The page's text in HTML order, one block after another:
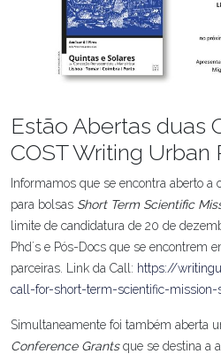
Estão Abertas duas
COST Writing Urban
Informamos que se encontra aberto a
para bolsas Short Term Scientific
limite de candidatura de 20 de
Phd´s e Pós-Docs que se encontrem
parceiras. Link da Call: https://
call-for-short-term-scientific-
Simultaneamente foi também aberta
Conference Grantsque se destina a